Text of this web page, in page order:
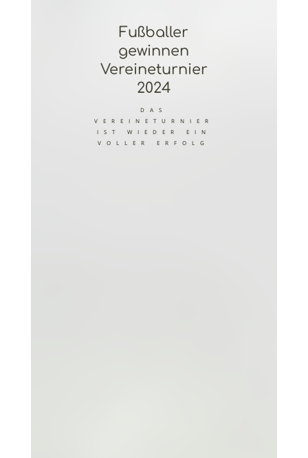
Fußballer
gewinnen
Vereineturnier
2024
DAS
VEREINETURNIER
IST WIEDER EIN
VOLLER ERFOLG